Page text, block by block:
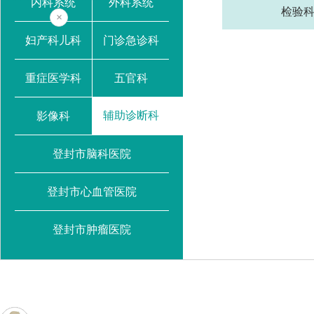
内科系统 外科系统
妇产科儿科 门诊急诊科
重症医学科 五官科
影像科 辅助诊断科
登封市脑科医院
登封市心血管医院
登封市肿瘤医院
检验科
×